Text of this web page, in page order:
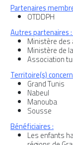
Partenaires
OTDDPH
Autres partenaires :
Ministère
Ministère de
Association
Territoire(s)
Grand Tunis
Nabeul
Manouba
Sousse
Bénéficiaires :
Les enfants